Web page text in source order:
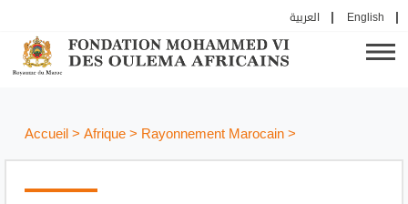
العربية English
Accueil> Afrique> Rayonnement Marocain>